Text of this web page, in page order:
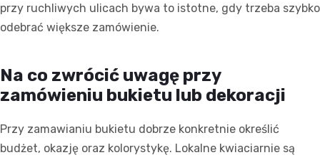
przy ruchliwych ulicach bywa to istotne, gdy trzeba szybko
odebrać większe zamówienie.
Na co zwrócić uwagę przy
zamówieniu bukietu lub dekoracji
Przy zamawianiu bukietu dobrze konkretnie określić
budżet, okazję oraz kolorystykę. Lokalne kwiaciarnie są